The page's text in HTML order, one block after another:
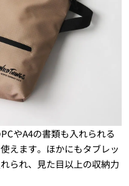
やA4の書類も入れられる
えます。ほかにもタブレッ
られ、見た目以上の収納力